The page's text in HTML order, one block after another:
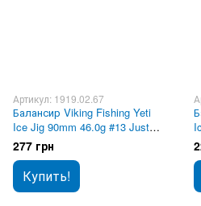
Артикул: 1919.02.67
Балансир Viking Fishing Yeti
Ice Jig 90mm 46.0g #13 Just
Pike
277 грн
Купить!